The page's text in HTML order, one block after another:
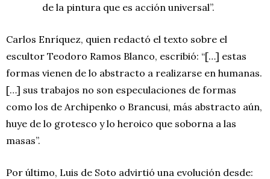
de la pintura que es acción universal”.
Carlos Enríquez, quien redactó el texto sobre el
escultor Teodoro Ramos Blanco, escribió: “[…] estas
formas vienen de lo abstracto a realizarse en humanas.
[…] sus trabajos no son especulaciones de formas
como los de Archipenko o Brancusi, más abstracto aún,
huye de lo grotesco y lo heroico que soborna a las
masas”.
Por último, Luis de Soto advirtió una evolución desde: